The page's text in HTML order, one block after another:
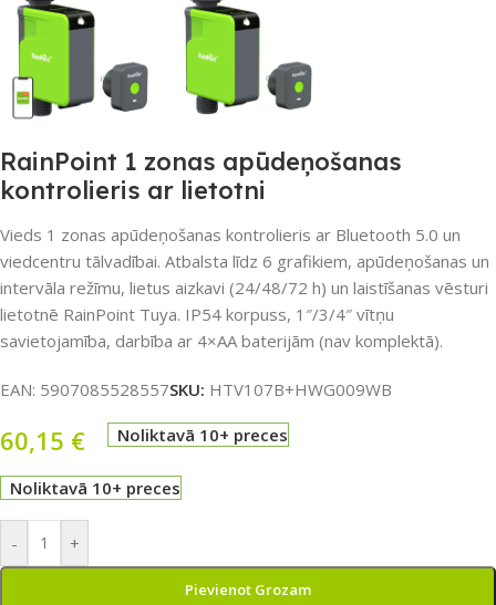
RainPoint 1 zonas apūdeņošanas
kontrolieris ar lietotni
Vieds 1 zonas apūdeņošanas kontrolieris ar Bluetooth 5.0 un
viedcentru tālvadībai. Atbalsta līdz 6 grafikiem, apūdeņošanas un
intervāla režīmu, lietus aizkavi (24/48/72 h) un laistīšanas vēsturi
lietotnē RainPoint Tuya. IP54 korpuss, 1″/3/4″ vītņu
savietojamība, darbība ar 4×AA baterijām (nav komplektā).
EAN: 5907085528557SKU: HTV107B+HWG009WB
60,15 € Noliktavā 10+ preces
Noliktavā 10+ preces
- +
Pievienot Grozam